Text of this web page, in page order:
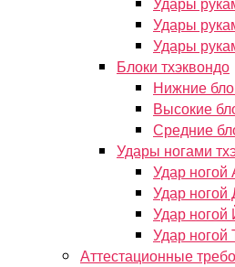
Удары
Удары
Блоки тхэквондо
Нижние
Высокие
Средние
Удары ногами
Удар ногой
Удар ногой
Удар ногой
Удар ногой
Аттестационные